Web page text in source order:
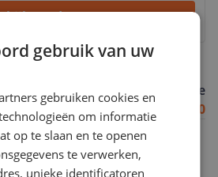
product
Algemene score
8.0
opstarten gaat makkelijk Je
boeken kopen. Wat wel
gebruik van uw
gebruiken cookies en
om informatie
op te slaan en te openen
te verwerken,
unieke identificatoren